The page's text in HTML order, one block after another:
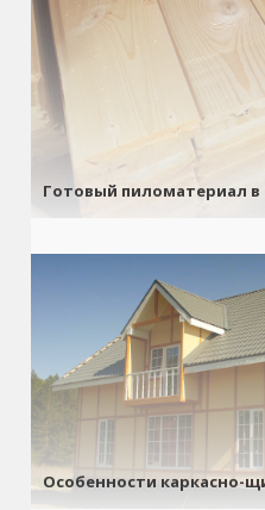
Готовый пиломатериал в
Особенности каркасно-